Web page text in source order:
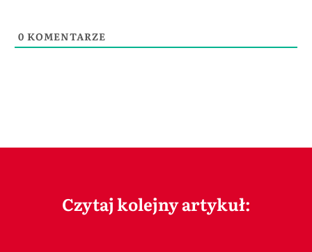
0 KOMENTARZE
Czytaj kolejny artykuł: